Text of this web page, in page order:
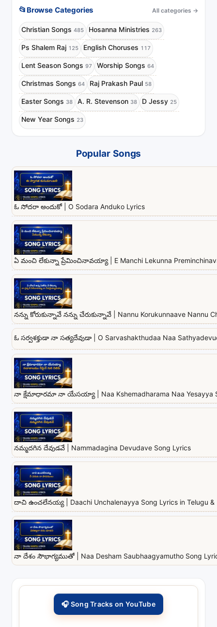
📂 Browse Categories All categories →
Christian Songs 485 Hosanna Ministries 263
Ps Shalem Raj 125 English Choruses 117
Lent Season Songs 97 Worship Songs 64
Christmas Songs 64 Raj Prakash Paul 58
Easter Songs 38 A. R. Stevenson 38 D Jessy 25
New Year Songs 23
Popular Songs
ఓ సోదరా అందుకో | O Sodara Anduko Lyrics
ఏ మంచి లేకున్నా ప్రేమించినావయ్యా | E Manchi Lekunna
నన్ను కోరుకున్నావే నన్ను చేరుకున్నావే | Nannu Korukunnaave Nannu
ఓ సర్వశక్తుడా నా సత్యదేవుడా | O Sarvashakthudaa Naa
నా క్షేమాధారమా నా యేసయ్యా | Naa Kshemadharama Naa Yesayya
నమ్మదగిన దేవుడవే | Nammadagina Devudave Song Lyrics
దాచి ఉంచలేనయ్య | Daachi Unchalenayya Song Lyrics in Telugu &
నా దేశం సౌభాగ్యముతో | Naa Desham Saubhaagyamutho Song
🎧 Song Tracks on YouTube